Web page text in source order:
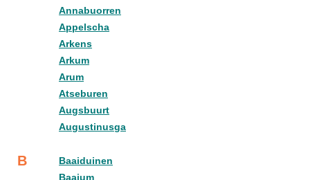
Annabuorren
Appelscha
Arkens
Arkum
Arum
Atseburen
Augsbuurt
Augustinusga
B
Baaiduinen
Baaium